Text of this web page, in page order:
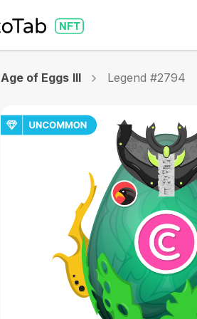
Age of Eggs III Legend #2794